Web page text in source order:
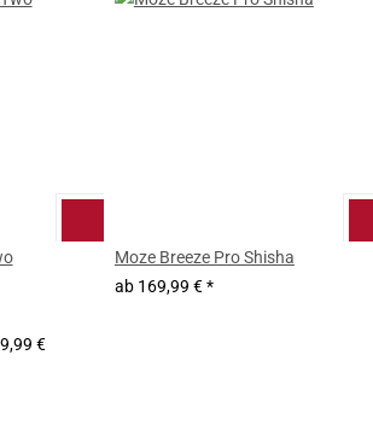
€
Moze Breeze Pro Shisha
ab169,99 €*